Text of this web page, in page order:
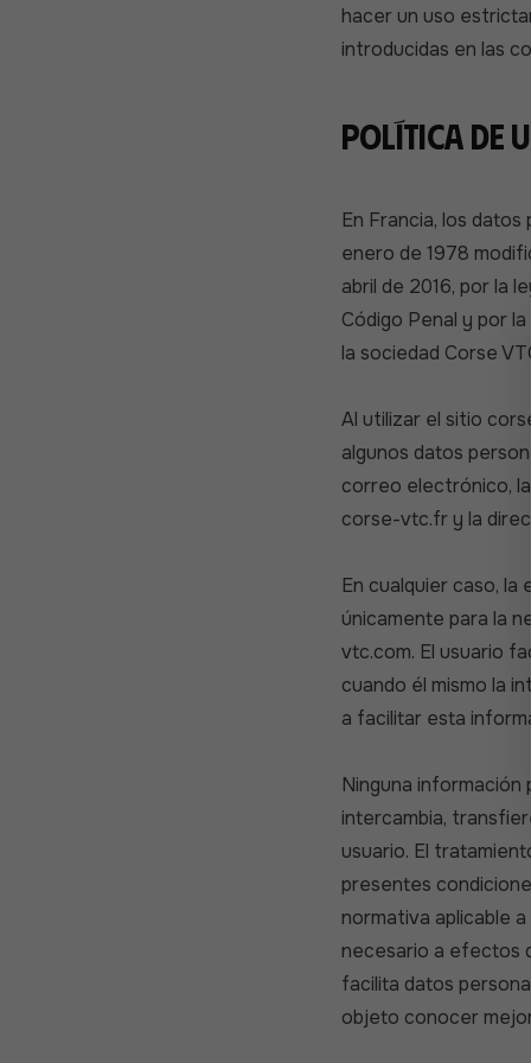
hacer un uso
introducidas en las
Política de
En Francia, los
enero de 1978
abril de 2016, por la
Código Penal y por
la sociedad Corse
Al utilizar el sitio
algunos datos
correo electrónico,
corse-vtc.fr y la
En cualquier caso,
únicamente para la
vtc.com. El usuario
cuando él mismo la
a facilitar esta
Ninguna
intercambia,
usuario. El
presentes
normativa aplicable
necesario a efectos
facilita datos
objeto conocer